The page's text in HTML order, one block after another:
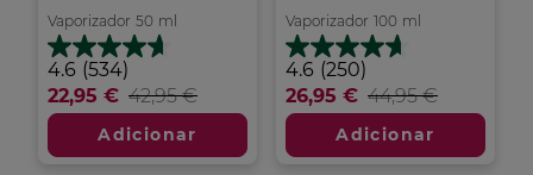
Vaporizador 50 ml
4.6 (534)
4.6
em
5
estrelas.
534
22,95 € 42,95 €
Adicionar
Vaporizador 100 ml
4.6 (250)
4.6
em
5
estrelas.
250
26,95 € 44,95 €
Adicionar